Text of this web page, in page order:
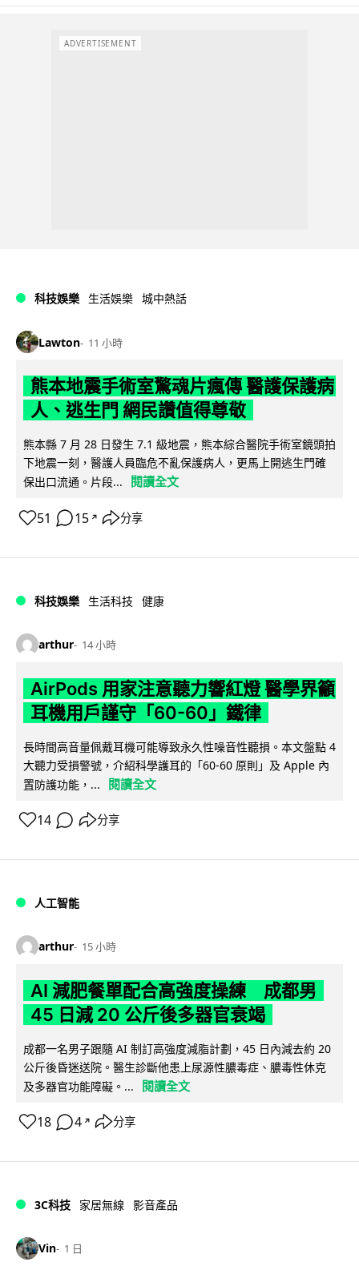
ADVERTISEMENT
科技娛樂 生活娛樂 城中熱話
Lawton 11 小時
熊本地震手術室驚魂片瘋傳 醫護保護病
人、逃生門 網民讚值得尊敬
熊本縣 7 月 28 日發生 7.1 級地震，熊本綜合醫院手術室鏡頭拍
下地震一刻，醫護人員臨危不亂保護病人，更馬上開逃生門確
保出口流通。片段...
閱讀全文
51 15 ↗ 分享
科技娛樂 生活科技 健康
arthur 14 小時
AirPods 用家注意聽力響紅燈 醫學界籲
耳機用戶謹守「60-60」鐵律
長時間高音量佩戴耳機可能導致永久性噪音性聽損。本文盤點 4
大聽力受損警號，介紹科學護耳的「60-60 原則」及 Apple 內
置防護功能，...
閱讀全文
14 分享
人工智能
arthur 15 小時
AI 減肥餐單配合高強度操練 成都男
45 日減 20 公斤後多器官衰竭
成都一名男子跟隨 AI 制訂高強度減脂計劃，45 日內減去約 20
公斤後昏迷送院。醫生診斷他患上尿源性膿毒症、膿毒性休克
及多器官功能障礙。...
閱讀全文
18 4 ↗ 分享
3C科技 家居無線 影音產品
Vin 1 日